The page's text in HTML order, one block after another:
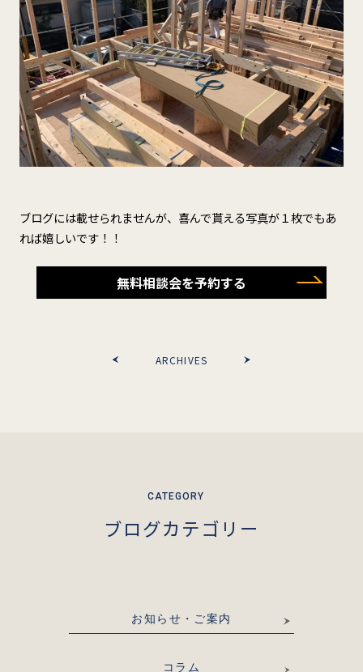
ブログには載せられませんが、喜んで貰える写真が１枚でもあ
れば嬉しいです！！
無料相談会を予約する
ARCHIVES
ブログカテゴリー
お知らせ・ご案内
コラム